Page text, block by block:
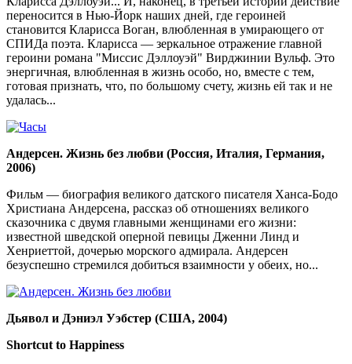
переносится в Нью-Йорк наших дней, где героиней
становится Кларисса Воган, влюбленная в умирающего от
СПИДа поэта. Кларисса — зеркальное отражение главной
героини романа "Миссис Дэллоуэй" Вирджинии Вульф. Это
энергичная, влюбленная в жизнь особо, но, вместе с тем,
готовая признать, что, по большому счету, жизнь ей так и не
удалась...
Андерсен. Жизнь без любви (Россия, Италия, Германия,
2006)
Фильм — биография великого датского писателя Ханса-Бодо
Христиана Андерсена, рассказ об отношениях великого
сказочника с двумя главными женщинами его жизни:
известной шведской оперной певицы Дженни Линд и
Хенриеттой, дочерью морского адмирала. Андерсен
безуспешно стремился добиться взаимности у обеих, но...
Дьявол и Дэниэл Уэбстер (США, 2004)
Shortcut to Happiness